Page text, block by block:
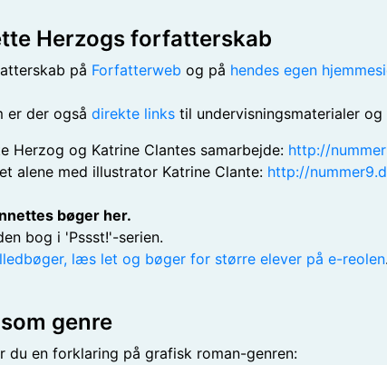
Herzogs forfatterskab
på Forfatterweb og på hendes egen
er der også direkte links til undervisningsmaterialer og
Herzog og Katrine Clantes samarbejde: http://
alene med illustrator Katrine Clante: http://
bøger her.
bog i 'Pssst!'-serien.
læs let og bøger for større elever på e-reolen.
genre
du en forklaring på grafisk roman-genren: